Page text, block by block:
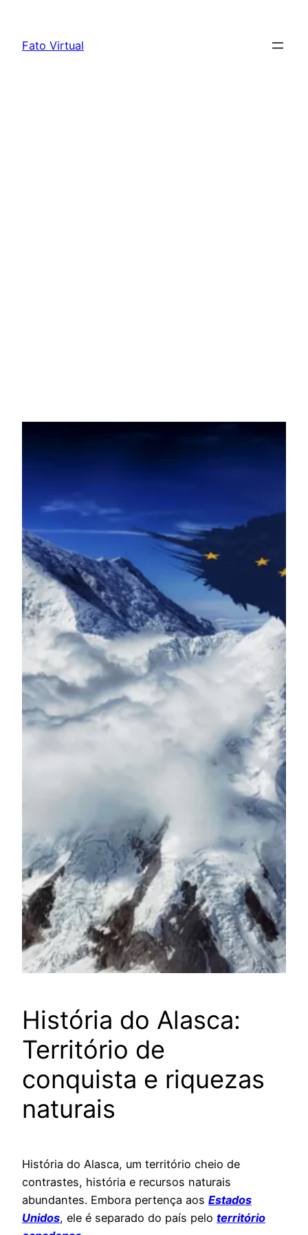
content
Fato Virtual
História do Alasca:
Território de
conquista e riquezas
naturais
História do Alasca, um território cheio de
contrastes, história e recursos naturais
abundantes. Embora pertença aos Estados
Unidos, ele é separado do país pelo território